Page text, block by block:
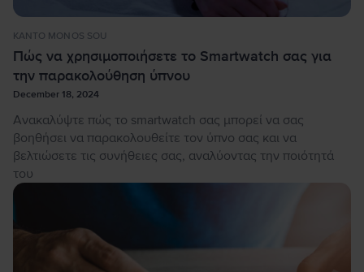
KANTO MONOS SOU
Πώς να χρησιμοποιήσετε το Smartwatch σας για
την παρακολούθηση ύπνου
December 18, 2024
Ανακαλύψτε πώς το smartwatch σας μπορεί να σας
βοηθήσει να παρακολουθείτε τον ύπνο σας και να
βελτιώσετε τις συνήθειες σας, αναλύοντας την ποιότητά
του